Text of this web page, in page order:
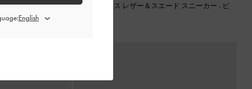
ード スニーカー-チ
Jace ジェイス レザー＆スエード スニーカー - ピ